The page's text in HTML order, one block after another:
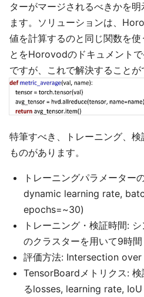
ターがマージされるべきかを
ます。ソリューションは、
値を計算するのと同じ関数を
とをHorovodのドキュメント
ですが、これで解決することが
特筆すべき、トレーニング、
ものがあります。
トレーニングパラメータ
dynamic learning rate,
epochs=~30)
トレーニング・検証時間:
のクラスターを用いて9時間
評価方法: Intersection
TensorBoardメトリクス:
るlosses, learning rate,